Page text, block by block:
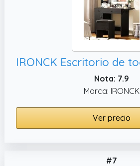
Nota: 7.9
Marca: IRONCK
Ver precio
#7